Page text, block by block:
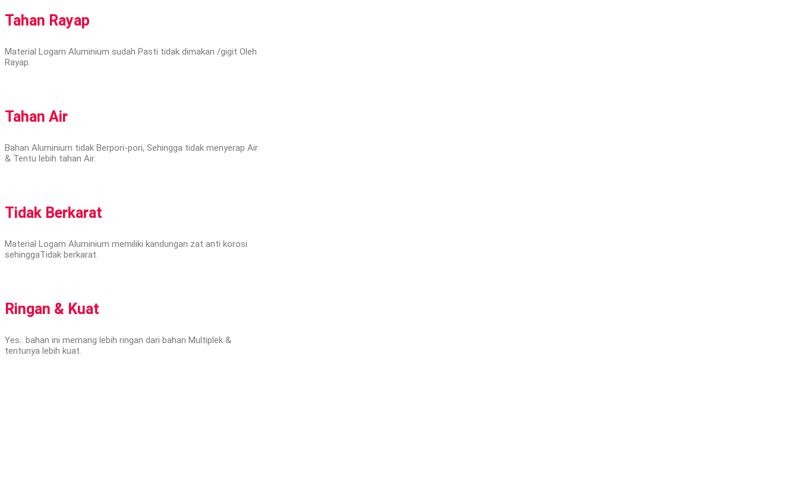
Tahan Rayap
Material Logam Aluminium sudah Pasti tidak dimakan /gigit Oleh
Rayap.
Tahan Air
Bahan Aluminium tidak Berpori-pori, Sehingga tidak menyerap Air
& Tentu lebih tahan Air.
Tidak Berkarat
Material Logam Aluminium memiliki kandungan zat anti korosi
sehinggaTidak berkarat.
Ringan & Kuat
Yes.. bahan ini memang lebih ringan dari bahan Multiplek &
tentunya lebih kuat.